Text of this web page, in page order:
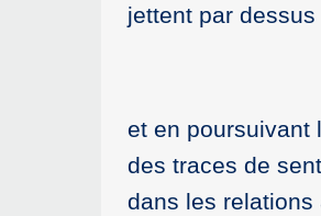
jettent par
et en poursuivant
des traces de
dans les